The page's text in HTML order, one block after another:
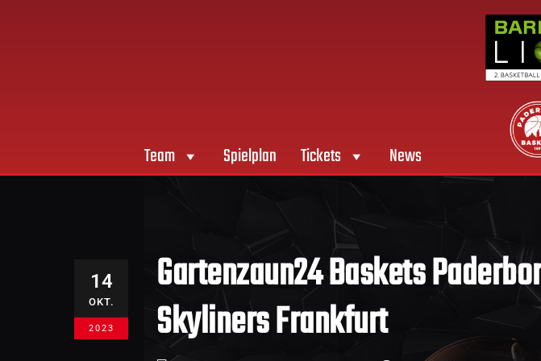
Team Spielplan Tickets News
14
OKT.
2023
Gartenzaun24 Baskets
Skyliners Frankfurt